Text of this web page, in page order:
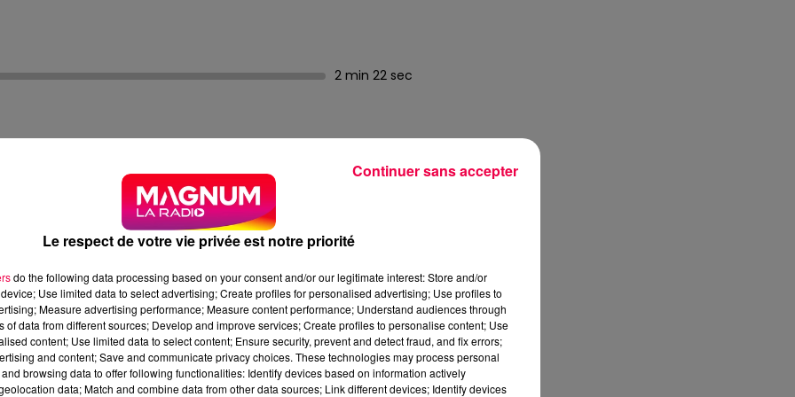
2 min 22 sec
cette chanson qui a failli ne jamais voir le jour et qui a
!
1976 : Bono au chant, The Edge à la guitare, Adam
populaires dans les années 80, ils préparent leur
vient d'une démo enregistrée fin 1985, et franchement,
Adam Clayton trouve ça "trop sentimental"
même à l'abandonner ! Mais un musicien canadien,
instrument révolutionnaire qui produit des notes infinies
Le respect de votre vie privée est notre priorité
do the following data processing based on your consent and/or our legitimate interest: Store and/or
Use limited data to select advertising; Create profiles for personalised advertising; Use profiles to
Measure advertising performance; Measure content performance; Understand audiences through
of data from different sources; Develop and improve services; Create profiles to personalise content; Use
content; Use limited data to select content; Ensure security, prevent and detect fraud, and fix errors;
and content; Save and communicate privacy choices. These technologies may process personal
browsing data to offer following functionalities: Identify devices based on information actively
data; Match and combine data from other data sources; Link different devices; Identify devices
Continuer sans accepter